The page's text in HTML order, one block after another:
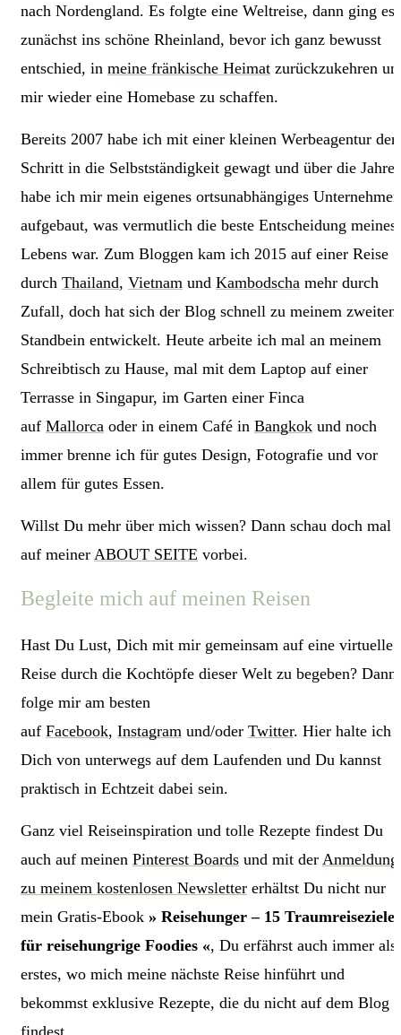
nach Nordengland. Es folgte eine Weltreise, dann ging es
zunächst ins schöne Rheinland, bevor ich ganz bewusst
entschied, in meine fränkische Heimat zurückzukehren
mir wieder eine Homebase zu schaffen.
Bereits 2007 habe ich mit einer kleinen Werbeagentur den
Schritt in die Selbstständigkeit gewagt und über die Jahre
habe ich mir mein eigenes ortsunabhängiges Unternehmen
aufgebaut, was vermutlich die beste Entscheidung meines
Lebens war. Zum Bloggen kam ich 2015 auf einer Reise
durch Thailand, Vietnam und Kambodscha mehr durch
Zufall, doch hat sich der Blog schnell zu meinem zweiten
Standbein entwickelt. Heute arbeite ich mal an meinem
Schreibtisch zu Hause, mal mit dem Laptop auf einer
Terrasse in Singapur, im Garten einer Finca
auf Mallorca oder in einem Café in Bangkok und noch
immer brenne ich für gutes Design, Fotografie und vor
allem für gutes Essen.
Willst Du mehr über mich wissen? Dann schau doch mal
auf meiner ABOUT SEITE vorbei.
Begleite mich auf meinen Reisen
Hast Du Lust, Dich mit mir gemeinsam auf eine virtuelle
Reise durch die Kochtöpfe dieser Welt zu begeben? Dann
folge mir am besten
auf Facebook, Instagram und/oder Twitter. Hier halte ich
Dich von unterwegs auf dem Laufenden und Du kannst
praktisch in Echtzeit dabei sein.
Ganz viel Reiseinspiration und tolle Rezepte findest Du
auch auf meinen Pinterest Boards und mit der Anmeldung
zu meinem kostenlosen Newsletter erhältst Du nicht nur
mein Gratis-Ebook » Reisehunger – 15 Traumreiseziele
für reisehungrige Foodies «, Du erfährst auch immer als
erstes, wo mich meine nächste Reise hinführt und
bekommst exklusive Rezepte, die du nicht auf dem Blog
findest.